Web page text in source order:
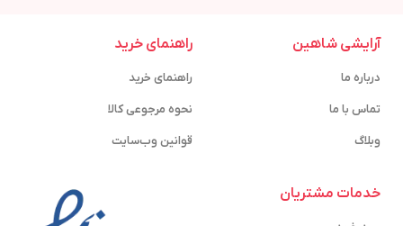
آرایشی شاهین
درباره ما
تماس با ما
وبلاگ
راهنمای خرید
راهنمای خرید
نحوه مرجوعی کالا
قوانین وب‌سایت
خدمات مشتریان